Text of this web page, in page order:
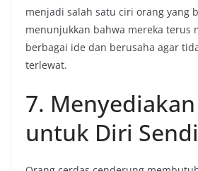
menjadi salah satu ciri orang yang
menunjukkan bahwa mereka terus
berbagai ide dan berusaha agar
terlewat.
7.
untuk Diri